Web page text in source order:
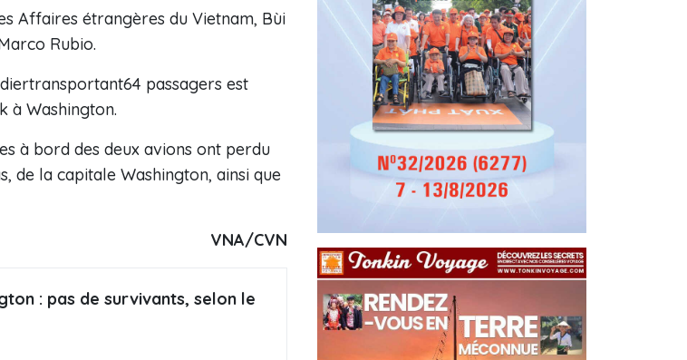
Affaires étrangères du Vietnam, Bùi
Rubio.
passagers est
à Washington.
à bord des deux avions ont perdu
de la capitale Washington, ainsi que
VNA/CVN
: pas de survivants, selon le